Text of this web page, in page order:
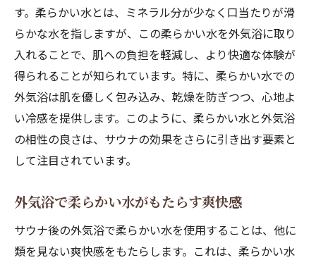
す。柔らかい水とは、ミネラル分が少なく口当たりが滑
らかな水を指しますが、この柔らかい水を外気浴に取り
入れることで、肌への負担を軽減し、より快適な体験が
得られることが知られています。特に、柔らかい水での
外気浴は肌を優しく包み込み、乾燥を防ぎつつ、心地よ
い冷感を提供します。このように、柔らかい水と外気浴
の相性の良さは、サウナの効果をさらに引き出す要素と
して注目されています。
外気浴で柔らかい水がもたらす爽快感
サウナ後の外気浴で柔らかい水を使用することは、他に
類を見ない爽快感をもたらします。これは、柔らかい水